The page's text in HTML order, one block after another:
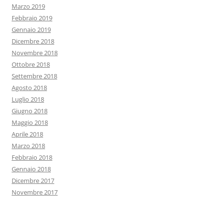
Marzo 2019
Febbraio 2019
Gennaio 2019
Dicembre 2018
Novembre 2018
Ottobre 2018
Settembre 2018
Agosto 2018
Luglio 2018
Giugno 2018
Maggio 2018
Aprile 2018
Marzo 2018
Febbraio 2018
Gennaio 2018
Dicembre 2017
Novembre 2017